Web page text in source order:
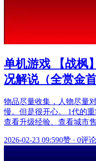
单机游戏 【战枫
况解说（全赏金
物品尽量收集，人物尽量
慢。但是很开心。 1代的
查看升级经验、查看城市
2026-02-23 09:590赞 · 0评论